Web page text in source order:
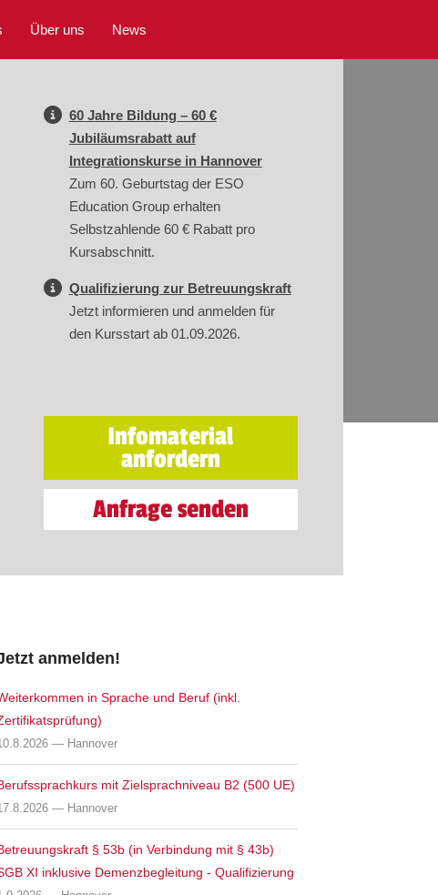
Über uns News
60 Jahre Bildung – 60 €
Jubiläumsrabatt auf
Integrationskurse in Hannover
Zum 60. Geburtstag der ESO
Education Group erhalten
Selbstzahlende 60 € Rabatt pro
Kursabschnitt.
Qualifizierung zur Betreuungskraft
Jetzt informieren und anmelden für
den Kursstart ab 01.09.2026.
Infomaterial
anfordern
Anfrage senden
anmelden!
in Sprache und Beruf (inkl.
— Hannover
mit Zielsprachniveau B2 (500 UE)
— Hannover
§ 53b (in Verbindung mit § 43b)
XI inklusive Demenzbegleitung - Qualifizierung